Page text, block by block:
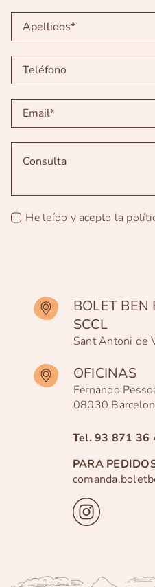
He leído y acepto la
BOLET BEN
SCCL
Sant Antoni de
OFICINAS
Fernando
08030
Tel.93 871 36
PARA